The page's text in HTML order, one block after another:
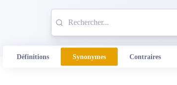
Définitions Synonymes Contraires